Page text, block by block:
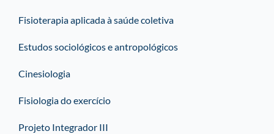
Fisioterapia aplicada à saúde coletiva
Estudos sociológicos e antropológicos
Cinesiologia
Fisiologia do exercício
Projeto Integrador III